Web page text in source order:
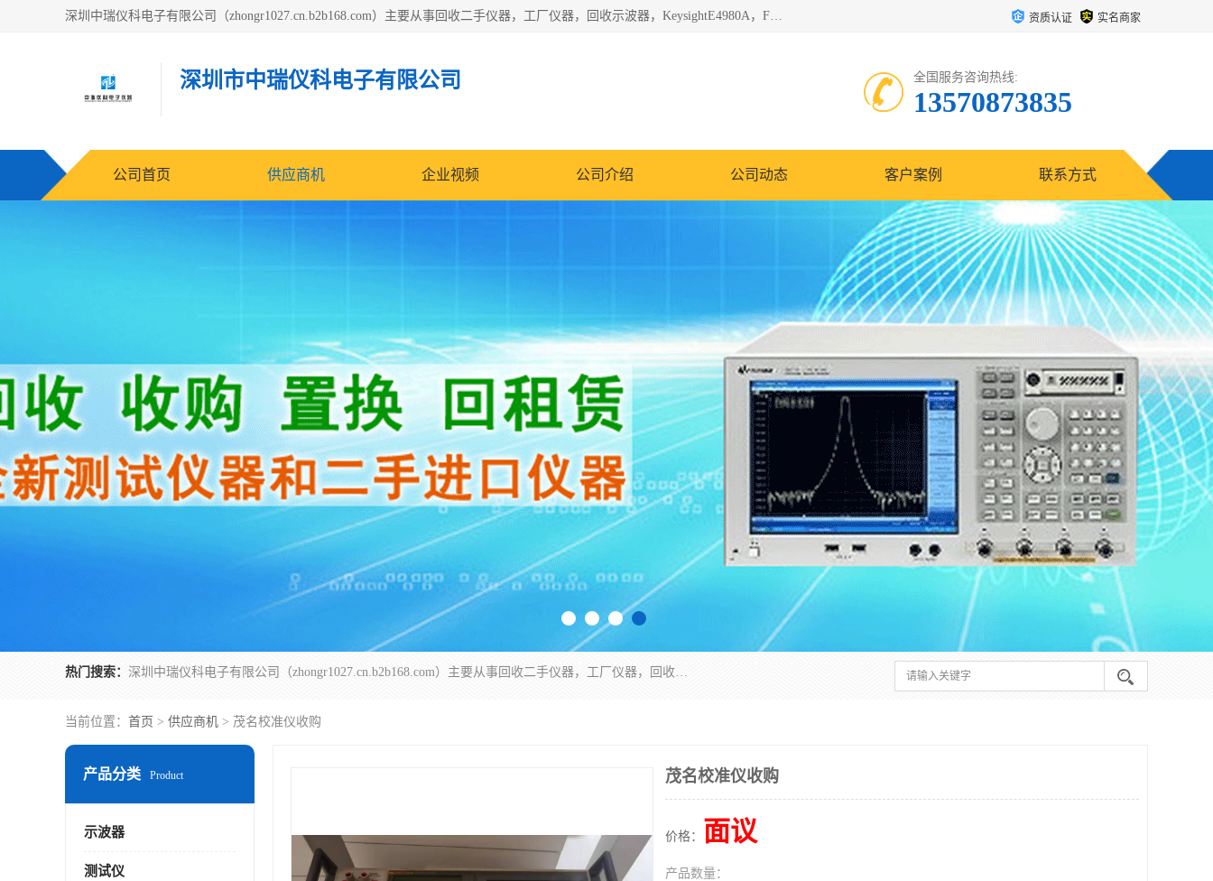
深圳中瑞仪科电子有限公司（zhongr1027.cn.b2b168.com）主要从事回收二手仪器，工厂仪器，回收示波器，KeysightE4980A，FLUKE754，MT8852B，IFR3920，Agilent N4010A，MT8852B等业务，全国统一热线：13570873835。深圳中瑞仪科电子有限公司整批或单出，专业评估高价回收工厂闲置仪器。 资质认证 实名商家
深圳市中瑞仪科电子有限公司 全国服务咨询热线:
13570873835
公司首页 供应商机 企业视频 公司介绍 公司动态 客户案例 联系方式
热门搜索： 深圳中瑞仪科电子有限公司（zhongr1027.cn.b2b168.com）主要从事回收二手仪器，工厂仪器，回收示波器，KeysightE4980A，FLUKE754，MT8852B，IFR3920，Agilent N4010A，MT8852B等业务，全国统一热线：13570873835。深圳中瑞仪科电子有限公司整批或单出，专业评估高价回收工厂闲置仪器。
当前位置： 首页 > 供应商机 > 茂名校准仪收购
产品分类 Product
示波器
测试仪
茂名校准仪收购
价格： 面议
产品数量：